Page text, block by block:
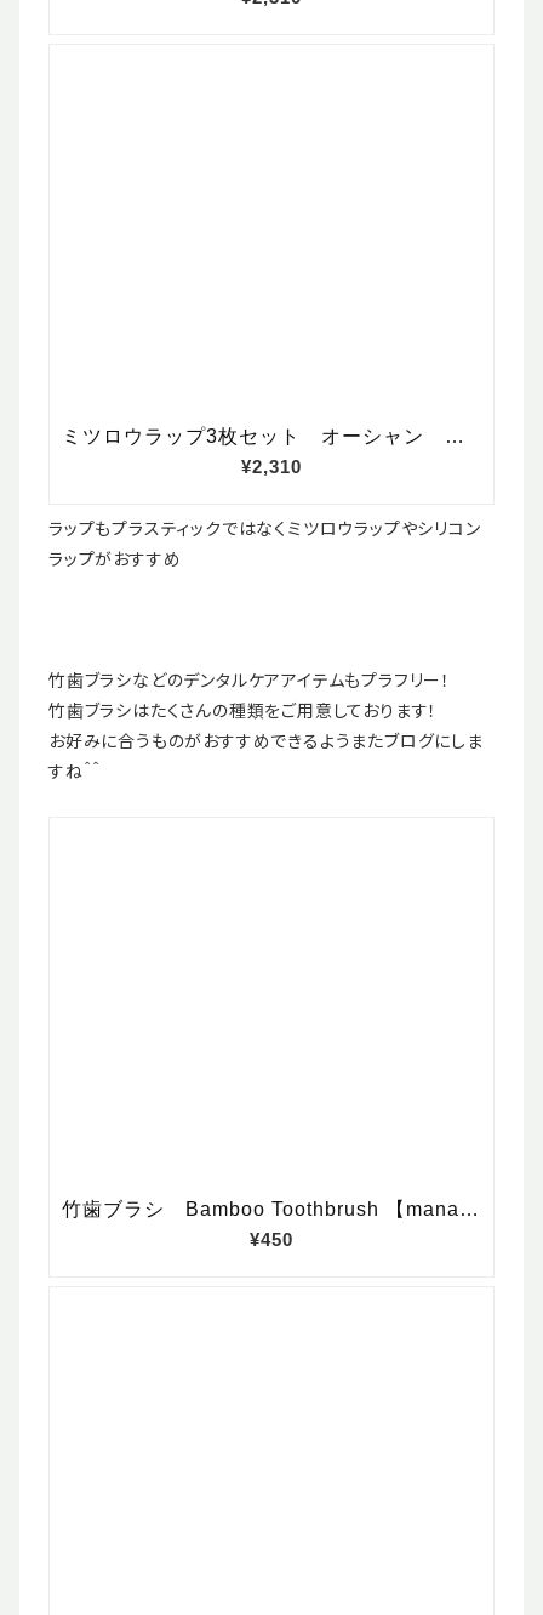
ラップもプラスティックではなくミツロウラップやシリコン
ラップがおすすめ
竹歯ブラシなどのデンタルケアアイテムもプラフリー！
竹歯ブラシはたくさんの種類をご用意しております！
お好みに合うものがおすすめできるようまたブログにしま
すね＾＾